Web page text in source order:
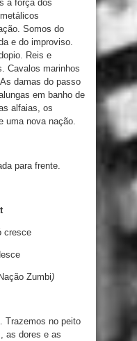
a força dos
metálicos
. Somos do
e do improviso.
. Reis e
. Cavalos marinhos
As damas do passo
em banho de
alfaias, os
uma nova nação.
para frente.
cresce
Zumbi)
. Trazemos no peito
, as dores e as